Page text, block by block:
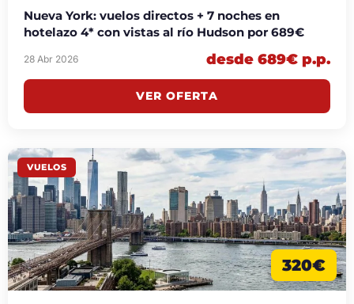
Nueva York: vuelos directos + 7 noches en
hotelazo 4* con vistas al río Hudson por 689€
28 Abr 2026 desde 689€ p.p.
VER OFERTA
VUELOS
320€